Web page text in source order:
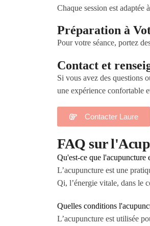
Chaque session est
Préparation à
Pour votre séance, portez
Contact et
Si vous avez des questions
une expérience confortable
Contacter Laure
FAQ sur
Qu'est-ce que l'acupuncture
L’acupuncture est une
Qi, l’énergie vitale, dans le
Quelles conditions
L’acupuncture est utilisée